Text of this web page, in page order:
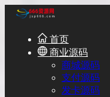
首页
商业源码
商城源码
支付源码
发卡源码